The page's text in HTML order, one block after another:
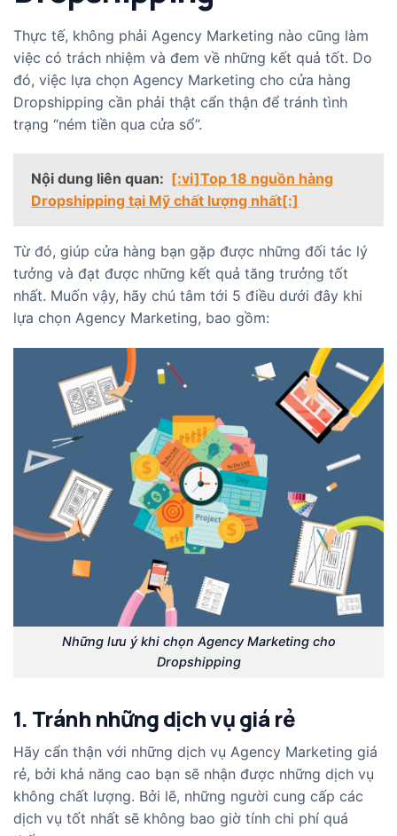
Thực tế, không phải Agency Marketing nào cũng làm
việc có trách nhiệm và đem về những kết quả tốt. Do
đó, việc lựa chọn Agency Marketing cho cửa hàng
Dropshipping cần phải thật cẩn thận để tránh tình
trạng “ném tiền qua cửa sổ”.
Nội dung liên quan: [:vi]Top 18 nguồn hàng
Dropshipping tại Mỹ chất lượng nhất[:]
Từ đó, giúp cửa hàng bạn gặp được những đối tác lý
tưởng và đạt được những kết quả tăng trưởng tốt
nhất. Muốn vậy, hãy chú tâm tới 5 điều dưới đây khi
lựa chọn Agency Marketing, bao gồm:
Những lưu ý khi chọn Agency Marketing cho
Dropshipping
1. Tránh những dịch vụ giá rẻ
Hãy cẩn thận với những dịch vụ Agency Marketing giá
rẻ, bởi khả năng cao bạn sẽ nhận được những dịch vụ
không chất lượng. Bởi lẽ, những người cung cấp các
dịch vụ tốt nhất sẽ không bao giờ tính chi phí quá